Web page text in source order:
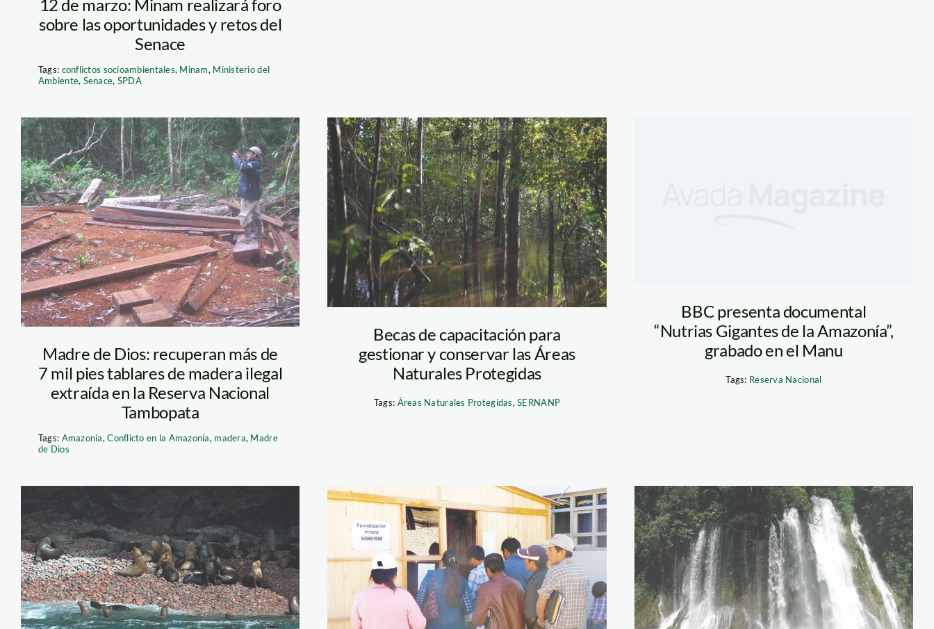
12 de marzo: Minam realizará foro
sobre las oportunidades y retos del
Senace
Tags: conflictos socioambientales, Minam, Ministerio del
Ambiente, Senace, SPDA
sernanp_madera
Madre de Dios: recuperan más de
7 mil pies tablares de madera ilegal
extraída en la Reserva Nacional
Tambopata
Tags: Amazonía,Conflicto en la Amazonía, madera, Madre
de Dios
entr el rio
tamshiyacu,
tahuayo y yavari
Becas de capacitación para
gestionar y conservar las Áreas
Naturales Protegidas
Tags: Áreas Naturales Protegidas,SERNANP
BBC presenta documental
“Nutrias Gigantes de la Amazonía”,
grabado en el Manu
Tags: Reserva Nacional
Paracas
Formalización
minera
otishi_aidesep